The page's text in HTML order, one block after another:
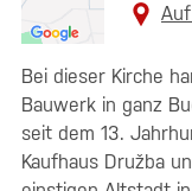
Bei dieser Kirche
Bauwerk in ganz
seit dem 13.
Kaufhaus Družba